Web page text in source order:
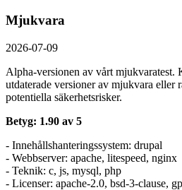
Mjukvara
2026-07-09
Alpha-versionen av vårt mjukvaratest.
utdaterade versioner av mjukvara eller
potentiella säkerhetsrisker.
Betyg: 1.90 av 5
- Innehållshanteringssystem: drupal
- Webbserver: apache, litespeed, nginx
- Teknik: c, js, mysql, php
- Licenser: apache-2.0, bsd-3-clause,